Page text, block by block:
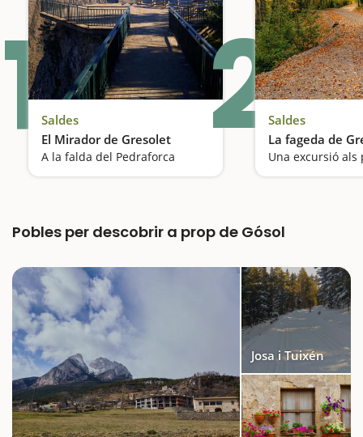
1Saldes
El Mirador de Gresolet
A la falda del Pedraforca 2Saldes
La fageda de
Pobles per descobrir a prop de Gósol
Josa i Tuixén